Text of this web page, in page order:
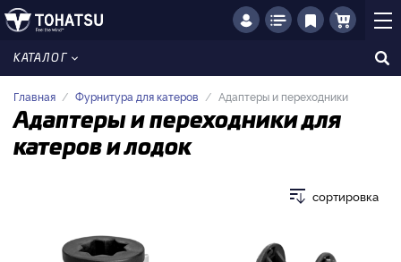
КАТАЛОГ
Главная Фурнитура для катеров Адаптеры и переходники
Адаптеры и переходники для
катеров и лодок
сортировка